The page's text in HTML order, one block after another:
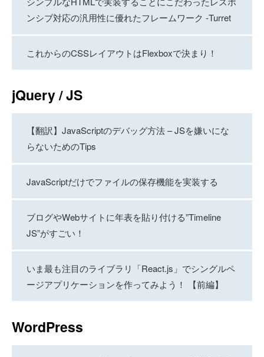
ンシブ対応の汎用性に優れたフレームワーク -Turret
これからのCSSレイアウトはFlexboxで決まり！
jQuery / JS
【翻訳】JavaScriptのデバッグ方法 – JSを嫌いにな
らないためのTips
JavaScriptだけでファイルの保存機能を実装する
ブログやWebサイトに年表を貼り付ける”Timeline
JS”がすごい！
いま最も注目のライブラリ「React.js」でシングルペ
ージアプリケーションを作ってみよう！ 【前編】
WordPress